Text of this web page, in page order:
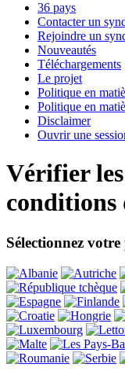
36 pays
Contacter un
Rejoindre un
Nouveautés
Téléchargements
Le projet
Politique en
Politique en
Disclaimer
Ouvrir une
Vérifier
Sélectionnez votre